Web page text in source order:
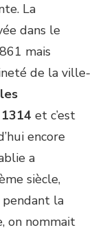
La
dans le
mais
de la ville-
et c’est
encore
a
siècle,
pendant la
on nommait